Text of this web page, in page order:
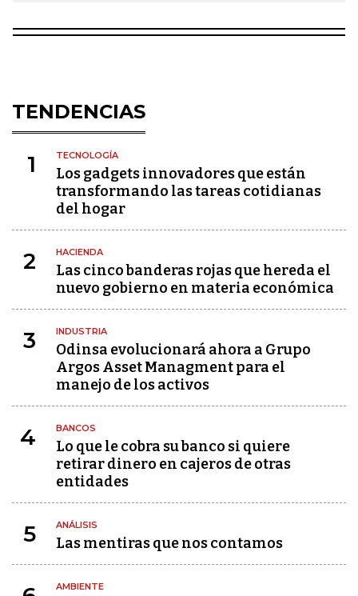
TENDENCIAS
1 TECNOLOGÍA
Los gadgets innovadores que están
transformando las tareas cotidianas
del hogar
2 HACIENDA
Las cinco banderas rojas que hereda el
nuevo gobierno en materia económica
3 INDUSTRIA
Odinsa evolucionará ahora a Grupo
Argos Asset Managment para el
manejo de los activos
4 BANCOS
Lo que le cobra su banco si quiere
retirar dinero en cajeros de otras
entidades
5 ANÁLISIS
Las mentiras que nos contamos
AMBIENTE